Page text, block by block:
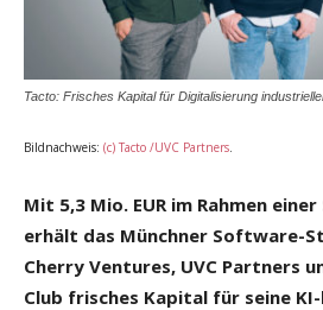
Tacto: Frisches Kapital für Digitalisierung
Bildnachweis: (c) Tacto /UVC Partners.
Mit 5,3 Mio. EUR im Rahmen
erhält das Münchner Software-
Cherry Ventures, UVC Partners
Club frisches Kapital für seine